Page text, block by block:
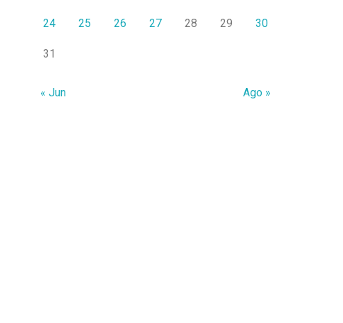
24 25 26 27 28 29 30
31
« Jun Ago »